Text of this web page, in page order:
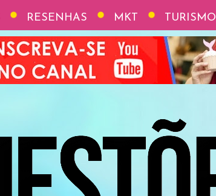
RESENHAS MKT TURISMO